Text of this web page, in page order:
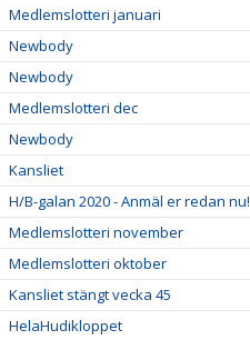
Medlemslotteri januari
Newbody
Newbody
Medlemslotteri dec
Newbody
Kansliet
H/B-galan 2020 - Anmäl er redan nu!
Medlemslotteri november
Medlemslotteri oktober
Kansliet stängt vecka 45
HelaHudikloppet